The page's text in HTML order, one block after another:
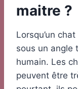
maitre ?
Lorsqu’un
sous un angle
humain. Les
peuvent être